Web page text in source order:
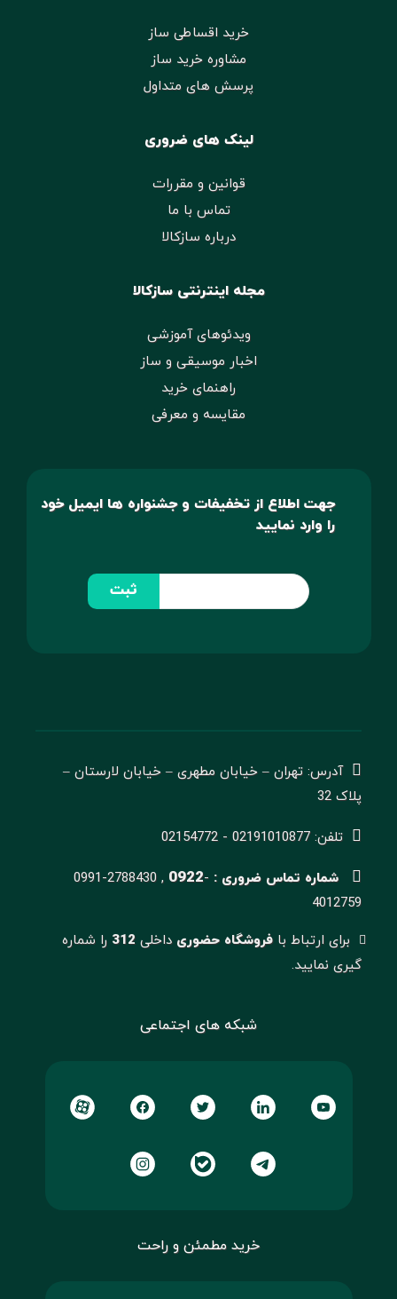
خرید اقساطی ساز
مشاوره خرید ساز
پرسش های متداول
لینک های ضروری
قوانین و مقررات
تماس با ما
درباره سازکالا
مجله اینترنتی سازکالا
ویدئوهای آموزشی
اخبار موسیقی و ساز
راهنمای خرید
مقایسه و معرفی
جهت اطلاع از تخفیفات و جشنواره ها ایمیل خود
را وارد نمایید
ثبت
آدرس: تهران – خیابان مطهری – خیابان لارستان –
پلاک 32
تلفن: 02191010877 - 02154772
شماره تماس ضروری : 0991-2788430 , 0922-
4012759
برای ارتباط با فروشگاه حضوریداخلی 312 را شماره
گیری نمایید.
شبکه های اجتماعی
خرید مطمئن و راحت